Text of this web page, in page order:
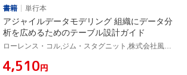
書籍
単行本
アジャイルデータモデリング 組織にデータ分
析を広めるためのテーブル設計ガイド
ローレンス・コル,ジム・スタグニット,株式会社風音屋,打出紘基,佐々木江亜
¥4,510円